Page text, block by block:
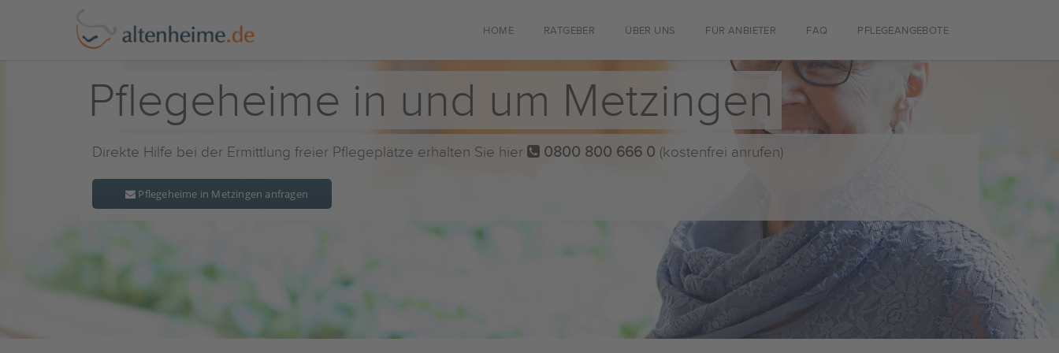
HOME RATGEBER ÜBER UNS FÜR ANBIETER FAQ PFLEGEANGEBOTE
Pflegeheime in und um Metzingen
Direkte Hilfe bei der Ermittlung freier Pflegeplätze erhalten Sie hier 0800 800 666 0 (kostenfrei anrufen)
Pflegeheime in Metzingen anfragen